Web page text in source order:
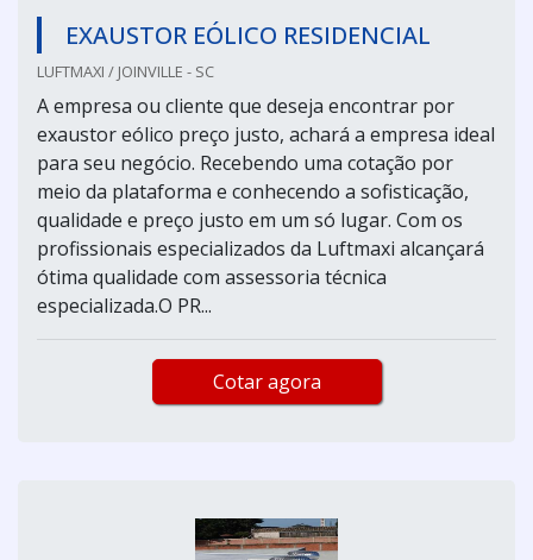
EXAUSTOR EÓLICO RESIDENCIAL
LUFTMAXI / JOINVILLE - SC
A empresa ou cliente que deseja encontrar por
exaustor eólico preço justo, achará a empresa ideal
para seu negócio. Recebendo uma cotação por
meio da plataforma e conhecendo a sofisticação,
qualidade e preço justo em um só lugar. Com os
profissionais especializados da Luftmaxi alcançará
ótima qualidade com assessoria técnica
especializada.O PR...
Cotar agora